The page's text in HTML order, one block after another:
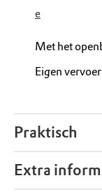
e
Met het
richting
Eigen vervoer
en
Praktisch
Extra